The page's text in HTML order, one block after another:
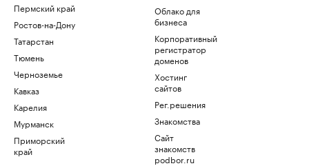
Пермский край
Ростов-на-Дону
Татарстан
Тюмень
Черноземье
Кавказ
Карелия
Мурманск
Приморский
край
Облако для
бизнеса
Корпоративный
регистратор
доменов
Хостинг
сайтов
Рег.решения
Знакомства
Сайт
знакомств
podbor.ru